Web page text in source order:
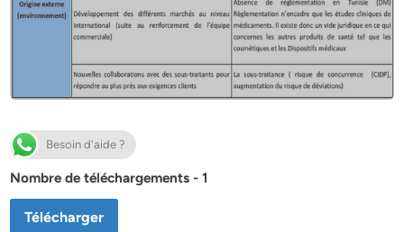
Besoin d'aide ?
Nombre de téléchargements - 1
Télécharger